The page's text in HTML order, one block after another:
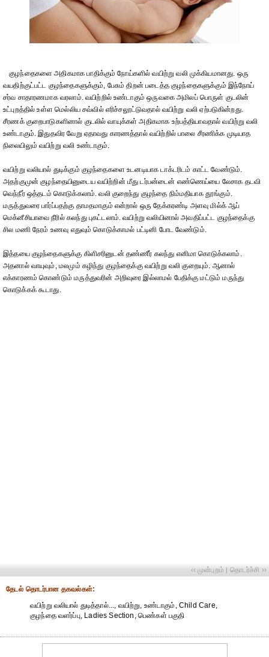
குழந்தைகளை அதிகமாக பாதிக்கும் நோய்களில் வயிற்று வலி முக்கியமானது. ஒரு
வயதிற்குட்பட்ட குழந்தைகளுக்கும், பேசும் திறன் படைத்த குழந்தைகளுக்கும் இந்நோய்
சர்வ சாதாரணமாக வரலாம். வயிற்றில் உண்டாகும் ஒருவகை அமிலப் பொருள் குடலின்
உட்புறத்தில் உள்ள மெல்லிய சவ்வில் எரிச்சலூட்டுவதால் வயிற்று வலி ஏற்படுகின்றது.
சீரணக் குறைபாடுகளினால் குடலில் வாயுக்கள் அதிகமாக உற்பத்தியாவதால் வயிற்று வலி
உண்டாகும். இதுதவிர வேறு ஏதாவது காரணத்தால் வயிற்றில் பாலை சீரணிக்க முடியாத
நிலையிலும் வயிற்று வலி உண்டாகும்.
வயிற்று வலியால் துடிக்கும் குழந்தைகளை உடனடியாக டாக்டரிடம் காட்ட வேண்டும்.
அதற்குமுன் குழந்தையினுடைய வயிற்றின் மீது டர்பன்டைன் எண்ணெய்யை லேசாக தடவி
வெந்நீர் ஒத்தடம் கொடுக்கலாம். வலி குறைந்து குழந்தை நிம்மதியாக தூங்கும்.
மருத்துவரை பார்ப்பதற்கு தாமதமாகும் என்றால் ஒரு தேக்கரண்டி அளவு மில்க் ஆப்
மெக்னீசியாவை நீரில் கலந்து புகட்டலாம். வயிற்று வலியினால் அவதிப்பட்ட குழந்தைக்கு
சில மணி நேரம் உணவு எதுவும் கொடுக்காமல் பட்டினி போட வேண்டும்.
இத்தயை குழந்தைகளுக்கு கிளிசரினுடன் தண்ணீர் கலந்து எனிமா கொடுக்கலாம்.
அதனால் வாயுவும், மலமும் கழிந்து குழந்தைக்கு வயிற்று வலி குறையும். ஆனால்
எக்காரணம் கொண்டும் மருத்துவரின் அறிவுரை இல்லாமல் பேதிக்கு மட்டும் மருந்து
கொடுக்கக் கூடாது.
‹‹ முன்புறம் | தொடர்ச்சி ››
தேட‌ல் தொட‌ர்பான தகவ‌ல்க‌ள்:
வயிற்று வலியால் துடித்தால்..., வயிற்று, உண்டாகும், Child Care,
குழந்தை வளர்ப்பு, Ladies Section, பெண்கள் பகுதி